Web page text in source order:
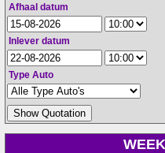
Afhaal datum
Inlever datum
Type Auto